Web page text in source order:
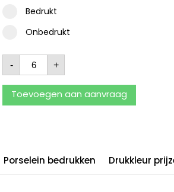
Bedrukt
Onbedrukt
- +
Toevoegen aan aanvraag
Porselein bedrukken Drukkleur